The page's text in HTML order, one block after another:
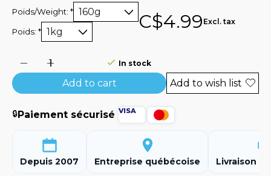
Poids/Weight: *
Poids: * C$4.99 Excl. tax
In stock
Add to cart Add to wish list
🔒Paiement sécurisé
Depuis 2007 Entreprise québécoise Livraison